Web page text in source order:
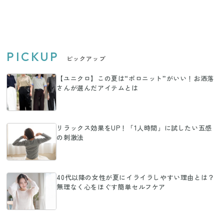
PICKUP ピックアップ
【ユニクロ】この夏は“ポロニット”がいい！お洒落
さんが選んだアイテムとは
リラックス効果をUP！「1人時間」に試したい五感
の刺激法
40代以降の女性が夏にイライラしやすい理由とは？
無理なく心をほぐす簡単セルフケア